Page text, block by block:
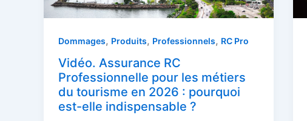
Dommages, Produits, Professionnels, RC Pro
Vidéo. Assurance RC
Professionnelle pour les métiers
du tourisme en 2026 : pourquoi
est-elle indispensable ?